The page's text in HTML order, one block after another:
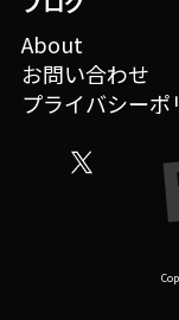
About
お問い合わせ
プライバシーポ